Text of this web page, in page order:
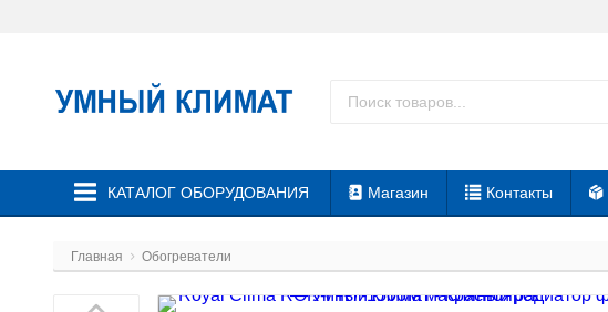
КАТАЛОГ ОБОРУДОВАНИЯ Магазин Контакты
Главная Обогреватели